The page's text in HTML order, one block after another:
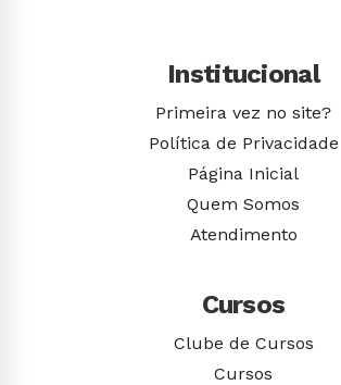
Institucional
Primeira vez no site?
Política de Privacidade
Página Inicial
Quem Somos
Atendimento
Cursos
Clube de Cursos
Cursos